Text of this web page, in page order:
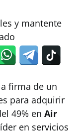
y mantente
firma de un
para adquirir
49% en Air
en servicios